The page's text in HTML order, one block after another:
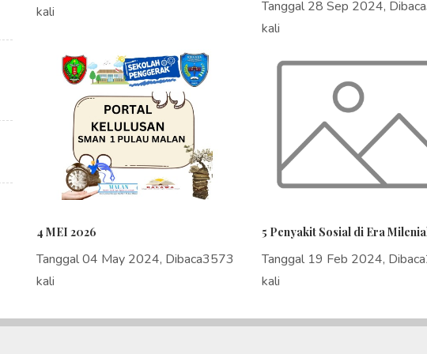
kali
Tanggal 28 Sep 2024,
kali
4 MEI 2026
Tanggal 04 May 2024, Dibaca3573
kali
5 Penyakit Sosial di Era
Tanggal 19 Feb 2024,
kali